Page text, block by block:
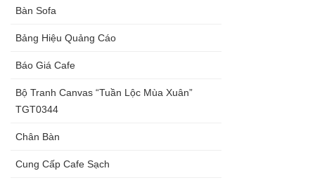
Bàn Sofa
Bảng Hiệu Quảng Cáo
Báo Giá Cafe
Bộ Tranh Canvas “Tuần Lộc Mùa Xuân”
TGT0344
Chân Bàn
Cung Cấp Cafe Sạch